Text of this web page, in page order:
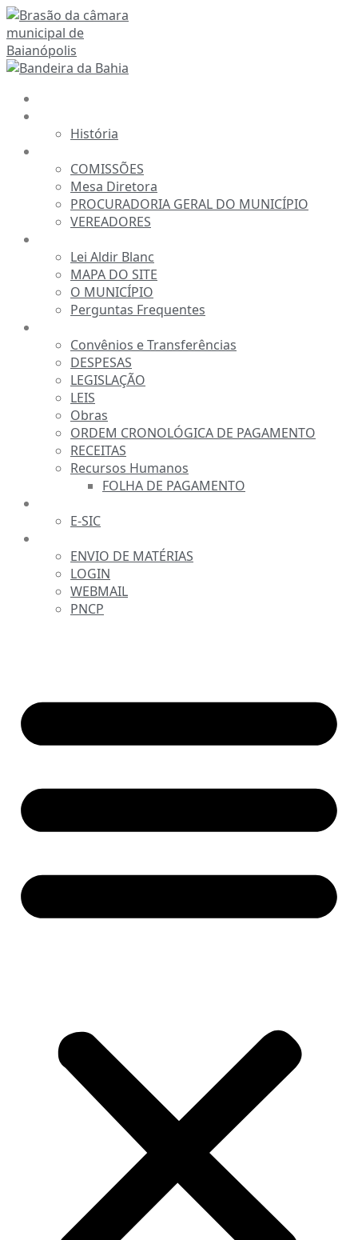
Ir
para
o
conteúdo
História
COMISSÕES
Mesa Diretora
PROCURADORIA GERAL DO MUNICÍPIO
VEREADORES
Lei Aldir Blanc
MAPA DO SITE
O MUNICÍPIO
Perguntas Frequentes
Convênios e Transferências
DESPESAS
LEGISLAÇÃO
LEIS
Obras
ORDEM CRONOLÓGICA DE PAGAMENTO
RECEITAS
Recursos Humanos
FOLHA DE PAGAMENTO
E-SIC
ENVIO DE MATÉRIAS
LOGIN
WEBMAIL
PNCP